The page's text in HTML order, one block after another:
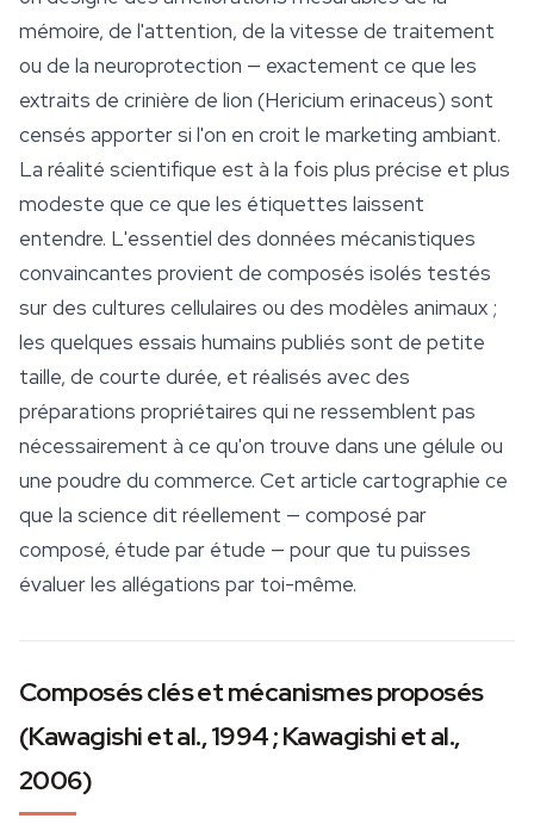
mémoire, de l'attention, de la vitesse de traitement
ou de la neuroprotection — exactement ce que les
extraits de crinière de lion (Hericium erinaceus) sont
censés apporter si l'on en croit le marketing ambiant.
La réalité scientifique est à la fois plus précise et plus
modeste que ce que les étiquettes laissent
entendre. L'essentiel des données mécanistiques
convaincantes provient de composés isolés testés
sur des cultures cellulaires ou des modèles animaux ;
les quelques essais humains publiés sont de petite
taille, de courte durée, et réalisés avec des
préparations propriétaires qui ne ressemblent pas
nécessairement à ce qu'on trouve dans une gélule ou
une poudre du commerce. Cet article cartographie ce
que la science dit réellement — composé par
composé, étude par étude — pour que tu puisses
évaluer les allégations par toi-même.
Composés clés et mécanismes proposés
(Kawagishi et al., 1994 ; Kawagishi et al.,
2006)